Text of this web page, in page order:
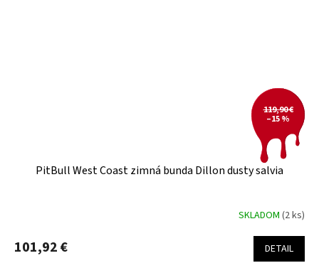
119,90 €
–15 %
PitBull West Coast zimná bunda Dillon dusty salvia
SKLADOM (2 ks)
101,92 € DETAIL